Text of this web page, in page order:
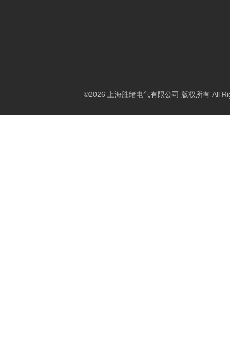
©2026 上海胜绪电气有限公司 版权所有 All